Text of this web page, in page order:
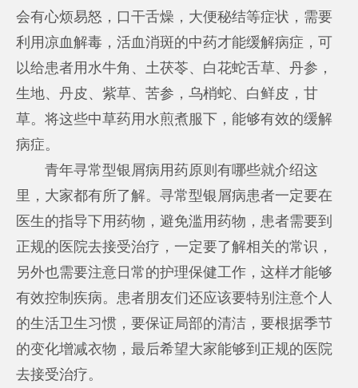
会有心烦易怒，口干舌燥，大便秘结等症状，需要
利用凉血解毒，活血消斑的中药才能缓解病症，可
以给患者用水牛角、土茯苓、白花蛇舌草、丹参，
生地、丹皮、紫草、苦参，乌梢蛇、白鲜皮，甘
草。将这些中草药用水煎煮服下，能够有效的缓解
病症。
青年寻常型银屑病用药原则有哪些就介绍这
里，大家都有所了解。寻常型银屑病患者一定要在
医生的指导下用药物，避免滥用药物，患者需要到
正规的医院去接受治疗，一定要了解相关的常识，
另外也需要注意日常的护理保健工作，这样才能够
有效控制疾病。患者朋友们还应该要特别注意个人
的生活卫生习惯，要保证局部的清洁，要根据季节
的变化增减衣物，最后希望大家能够到正规的医院
去接受治疗。